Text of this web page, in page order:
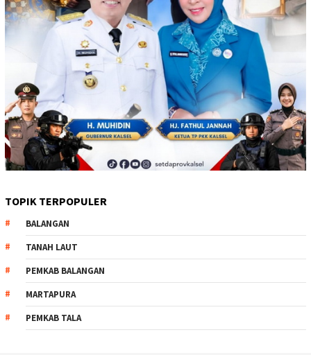
TOPIK TERPOPULER
BALANGAN
TANAH LAUT
PEMKAB BALANGAN
MARTAPURA
PEMKAB TALA